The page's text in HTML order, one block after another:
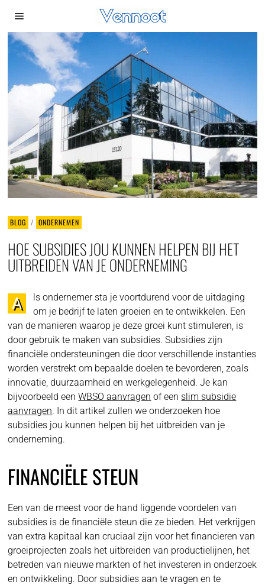
BLOG / ONDERNEMEN
HOE SUBSIDIES JOU KUNNEN HELPEN BIJ HET
UITBREIDEN VAN JE ONDERNEMING
A
ls ondernemer sta je voortdurend voor de uitdaging
om je bedrijf te laten groeien en te ontwikkelen. Een
van de manieren waarop je deze groei kunt stimuleren, is
door gebruik te maken van subsidies. Subsidies zijn
financiële ondersteuningen die door verschillende instanties
worden verstrekt om bepaalde doelen te bevorderen, zoals
innovatie, duurzaamheid en werkgelegenheid. Je kan
bijvoorbeeld eenWBSO aanvragen of een slim subsidie
aanvragen. In dit artikel zullen we onderzoeken hoe
subsidies jou kunnen helpen bij het uitbreiden van je
onderneming.
FINANCIËLE STEUN
Een van de meest voor de hand liggende voordelen van
subsidies is de financiële steun die ze bieden. Het verkrijgen
van extra kapitaal kan cruciaal zijn voor het financieren van
groeiprojecten zoals het uitbreiden van productielijnen, het
betreden van nieuwe markten of het investeren in onderzoek
en ontwikkeling. Door subsidies aan te vragen en te